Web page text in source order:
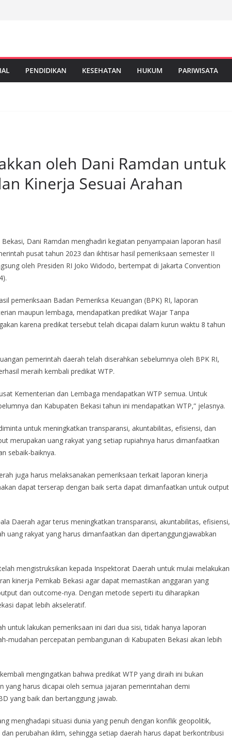
PENDIDIKAN KESEHATAN HUKUM PARIWISATA
oleh Dani Ramdan untuk
Kinerja Sesuai Arahan
Dani Ramdan menghadiri kegiatan penyampaian laporan hasil
pusat tahun 2023 dan ikhtisar hasil pemeriksaan semester II
oleh Presiden RI Joko Widodo, bertempat di Jakarta Convention
pemeriksaan Badan Pemeriksa Keuangan (BPK) RI, laporan
maupun lembaga, mendapatkan predikat Wajar Tanpa
karena predikat tersebut telah dicapai dalam kurun waktu 8 tahun
pemerintah daerah telah diserahkan sebelumnya oleh BPK RI,
meraih kembali predikat WTP.
Kementerian dan Lembaga mendapatkan WTP semua. Untuk
dan Kabupaten Bekasi tahun ini mendapatkan WTP,” jelasnya.
untuk meningkatkan transparansi, akuntabilitas, efisiensi, dan
merupakan uang rakyat yang setiap rupiahnya harus dimanfaatkan
sebaik-baiknya.
juga harus melaksanakan pemeriksaan terkait laporan kinerja
dapat terserap dengan baik serta dapat dimanfaatkan untuk output
Daerah agar terus meningkatkan transparansi, akuntabilitas, efisiensi,
uang rakyat yang harus dimanfaatkan dan dipertanggungjawabkan
mengistruksikan kepada Inspektorat Daerah untuk mulai melakukan
kinerja Pemkab Bekasi agar dapat memastikan anggaran yang
dan outcome-nya. Dengan metode seperti itu diharapkan
dapat lebih akseleratif.
untuk lakukan pemeriksaan ini dari dua sisi, tidak hanya laporan
mudahan percepatan pembangunan di Kabupaten Bekasi akan lebih
mengingatkan bahwa predikat WTP yang diraih ini bukan
yang harus dicapai oleh semua jajaran pemerintahan demi
yang baik dan bertanggung jawab.
menghadapi situasi dunia yang penuh dengan konflik geopolitik,
perubahan iklim, sehingga setiap daerah harus dapat berkontribusi